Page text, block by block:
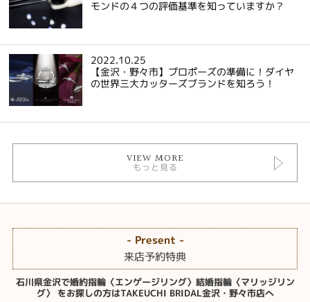
モンドの４つの評価基準を知っていますか？
2022.10.25
【金沢・野々市】プロポーズの準備に！ダイヤ
の世界三大カッターズブランドを知ろう！
VIEW MORE
もっと見る
- Present -
来店予約特典
石川県金沢で婚約指輪〈エンゲージリング〉結婚指輪〈マリッジリン
グ〉 をお探しの方はTAKEUCHI BRIDAL金沢・野々市店へ